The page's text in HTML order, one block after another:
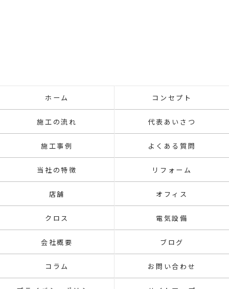
ホーム コンセプト
施工の流れ 代表あいさつ
施工事例 よくある質問
当社の特徴 リフォーム
店舗 オフィス
クロス 電気設備
会社概要 ブログ
コラム お問い合わせ